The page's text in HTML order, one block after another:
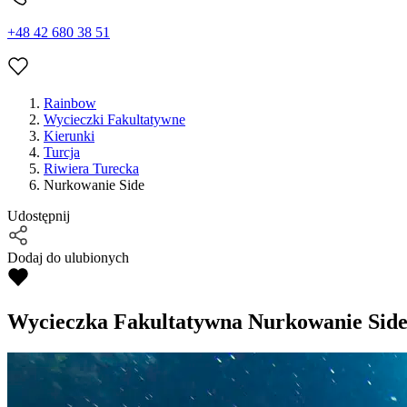
+48 42 680 38 51
Rainbow
Wycieczki Fakultatywne
Kierunki
Turcja
Riwiera Turecka
Nurkowanie Side
Udostępnij
Dodaj do ulubionych
Wycieczka Fakultatywna Nurkowanie Side